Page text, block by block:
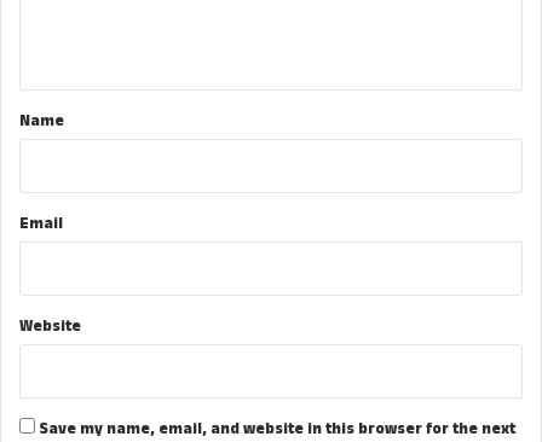
*Name
Email
Website
Save my name, email, and website in this browser for the next